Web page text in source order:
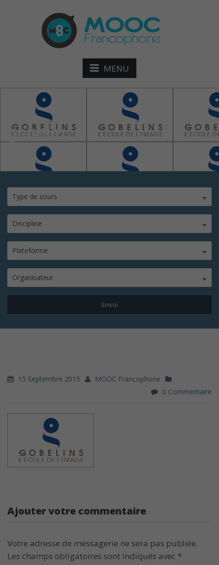
MENU
gobelin
Type de cours
Discipline
Plateforme
Organisateur
15 Septembre 2015
MOOC Francophone
0 Commentaire
Ajouter votre commentaire
Votre adresse de messagerie ne sera pas publiée.
Les champs obligatoires sont indiqués avec *